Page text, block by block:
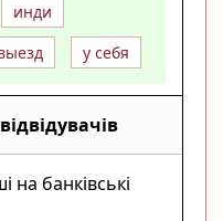
инди
у себя
на банківські